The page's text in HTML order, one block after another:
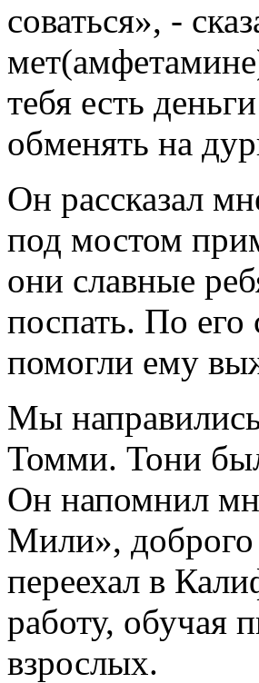
соваться», -
тебя есть
обменять на
Он рассказал
под мостом
они славные
поспать. По его
помогли ему
Мы
Томми. Тони
Он напомнил
Мили», доброго
переехал в
работу, обучая
взрослых.